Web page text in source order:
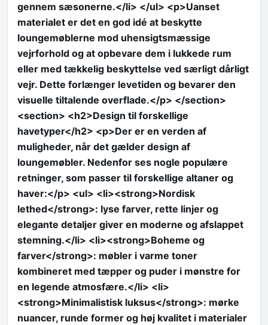
gennem sæsonerne.</li> </ul> <p>Uanset
materialet er det en god idé at beskytte
loungemøblerne mod uhensigtsmæssige
vejrforhold og at opbevare dem i lukkede rum
eller med tækkelig beskyttelse ved særligt dårligt
vejr. Dette forlænger levetiden og bevarer den
visuelle tiltalende overflade.</p> </section>
<section> <h2>Design til forskellige
havetyper</h2> <p>Der er en verden af
muligheder, når det gælder design af
loungemøbler. Nedenfor ses nogle populære
retninger, som passer til forskellige altaner og
haver:</p> <ul> <li><strong>Nordisk
lethed</strong>: lyse farver, rette linjer og
elegante detaljer giver en moderne og afslappet
stemning.</li> <li><strong>Boheme og
farver</strong>: møbler i varme toner
kombineret med tæpper og puder i mønstre for
en legende atmosfære.</li> <li>
<strong>Minimalistisk luksus</strong>: mørke
nuancer, runde former og høj kvalitet i materialer